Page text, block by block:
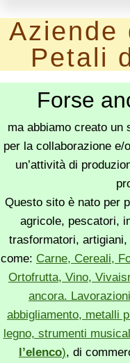
Aziende
Petali
Forse
ma abbiamo creato un
per la collaborazione e/
un’attività di
Questo sito è nato per
agricole, pescatori,
trasformatori,
come: Carne, Cereali,
Ortofrutta, Vino,
ancora.
abbigliamento, metalli
legno, strumenti
l’elenco), di